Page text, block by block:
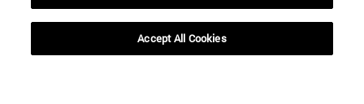
Información
TFNO +34 948 42 56 00
¿QUÉ GRADO TE INTERESA?
Accept All Cookies